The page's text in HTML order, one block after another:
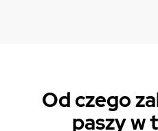
Od czego
paszy w